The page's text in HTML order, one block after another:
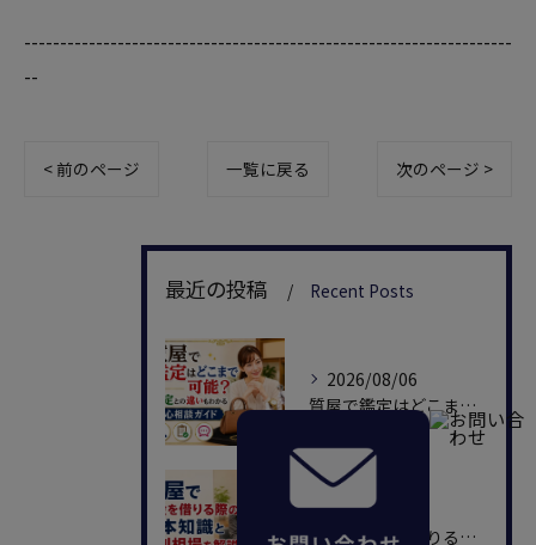
--------------------------------------------------------------------
--
< 前のページ 一覧に戻る 次のページ >
最近の投稿 Recent Posts
2026/08/06
質屋で鑑定はどこまで可能？査定との違いもわかる安心相談ガイド
2026/07/30
質屋でお金を借りる際の基本知識と金利相場を解説！即日で損せず融資を受けるコツ